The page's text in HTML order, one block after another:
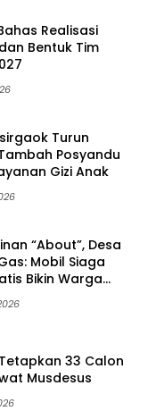
Realisasi
Bentuk Tim
Turun
Posyandu
Gizi Anak
“About”, Desa
Mobil Siaga
Bikin Warga
33 Calon
Musdesus